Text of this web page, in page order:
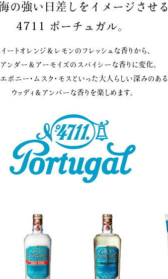
の強い日差しをイメージさせる
4711 ポーチュガル。
イートオレンジ＆レモンのフレッシュな香りから、
アンダー＆アーモイズのスパイシーな香りに変化。
ボニー・ムスク・モスといった大人らしい深みのある
ウッディ＆アンバーな香りを楽しめます。